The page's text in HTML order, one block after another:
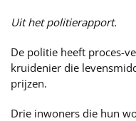
Uit het politierapport.
De politie heeft proces-
kruidenier die
prijzen.
Drie inwoners die hun